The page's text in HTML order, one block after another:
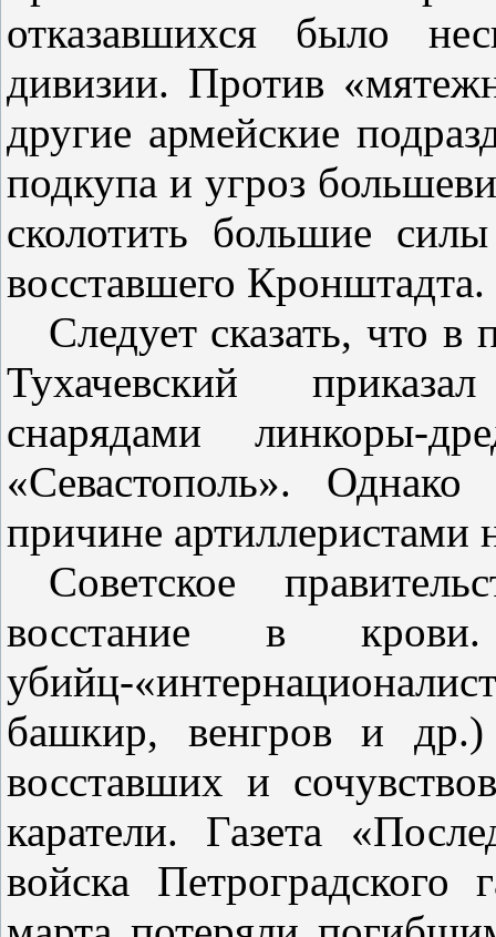
отказавшихся было
дивизии. Против
другие армейские
подкупа и угроз
сколотить большие
восставшего Кронштадта.
Следует сказать, что
Тухачевский
снарядами
«Севастополь».
причине
Советское
восстание в
башкир, венгров и
восставших и
каратели. Газета
войска